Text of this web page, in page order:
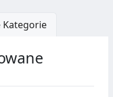
Kategorie